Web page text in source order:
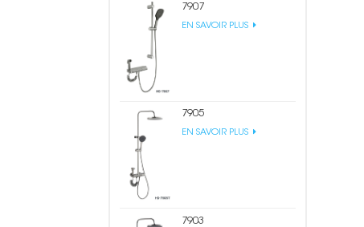
7907
EN SAVOIR PLUS
7905
EN SAVOIR PLUS
7903